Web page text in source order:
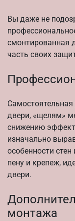
Вы даже не
смонтированная
часть своих
двери, «щелям»
снижению
изначально
особенности
пену и крепеж,
двери.
монтажа